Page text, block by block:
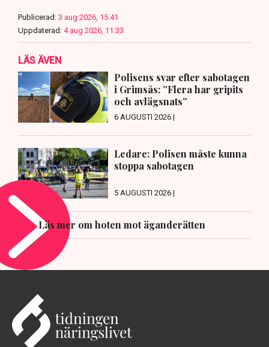
Publicerad: 3 aug 2026, 15:41
Uppdaterad: 4 aug 2026, 11:33
LÄS ÄVEN
Polisens svar efter sabotagen
i Grimsås: ”Flera har gripits
och avlägsnats”
6 AUGUSTI 2026 |
Ledare: Polisen måste kunna
stoppa sabotagen
5 AUGUSTI 2026 |
Läs mer om hoten mot äganderätten